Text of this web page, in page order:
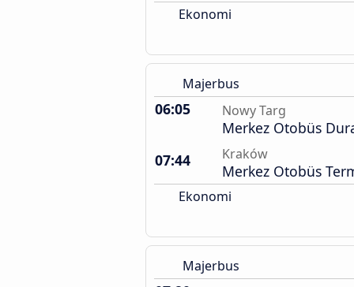
Ekonomi
Majerbus
06:05 Nowy Targ
Merkez Otobüs
07:44
Kraków
Merkez Otobüs
Ekonomi
Majerbus